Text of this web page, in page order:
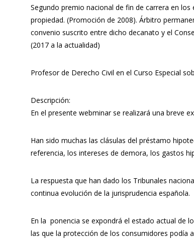
Segundo premio nacional de fin de carrera en
propiedad. (Promoción de 2008). Árbitro
convenio suscrito entre dicho decanato y el
(2017 a la actualidad)
Profesor de Derecho Civil en el Curso Especial
Descripción:
En el presente webminar se realizará una breve
Han sido muchas las clásulas del préstamo
referencia, los intereses de demora, los gastos
La respuesta que han dado los Tribunales
continua evolución de la jurisprudencia española.
En la ponencia se expondrá el estado actual de
las que la protección de los consumidores podía